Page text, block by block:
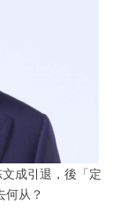
成引退，後「定
何从？